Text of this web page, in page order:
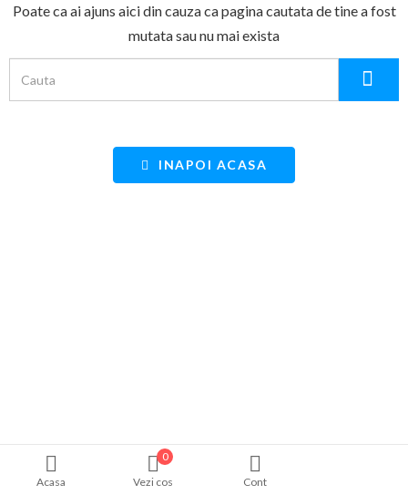
Acasa
0
Vezi cos
Cont
Poate ca ai ajuns aici din cauza ca pagina cautata de tine a fost
mutata sau nu mai exista
INAPOI ACASA